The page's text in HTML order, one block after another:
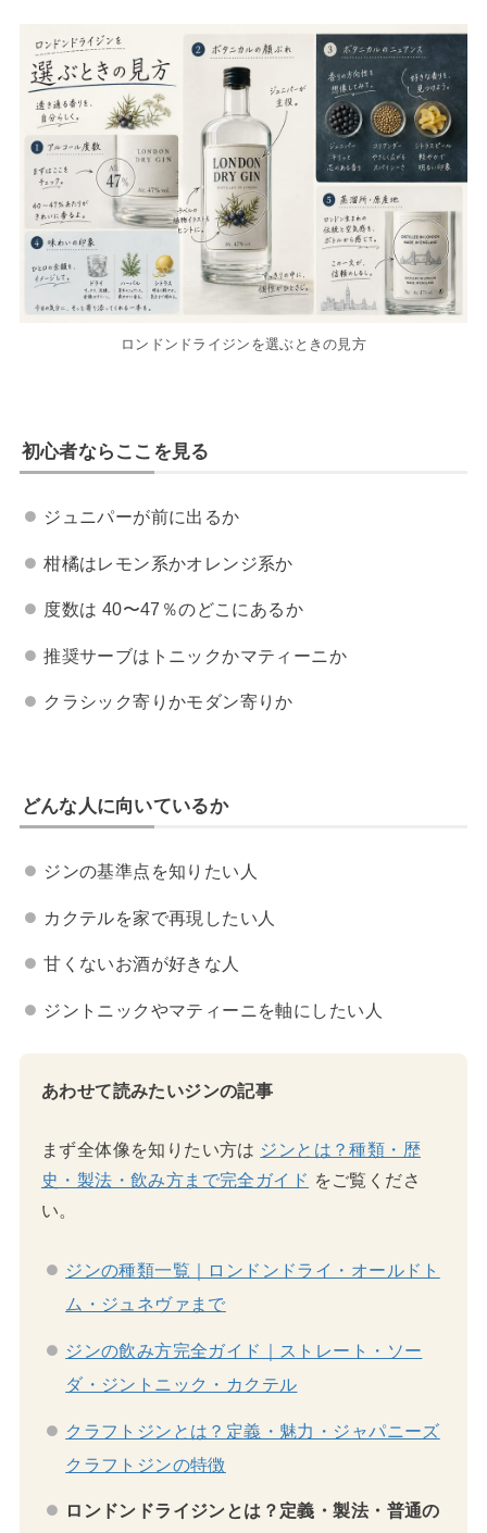
ロンドンドライジンを選ぶときの見方
初心者ならここを見る
ジュニパーが前に出るか
柑橘はレモン系かオレンジ系か
度数は 40〜47％のどこにあるか
推奨サーブはトニックかマティーニか
クラシック寄りかモダン寄りか
どんな人に向いているか
ジンの基準点を知りたい人
カクテルを家で再現したい人
甘くないお酒が好きな人
ジントニックやマティーニを軸にしたい人
あわせて読みたいジンの記事
まず全体像を知りたい方は ジンとは？種類・歴
史・製法・飲み方まで完全ガイド をご覧くださ
い。
ジンの種類一覧｜ロンドンドライ・オールドト
ム・ジュネヴァまで
ジンの飲み方完全ガイド｜ストレート・ソー
ダ・ジントニック・カクテル
クラフトジンとは？定義・魅力・ジャパニーズ
クラフトジンの特徴
ロンドンドライジンとは？定義・製法・普通の